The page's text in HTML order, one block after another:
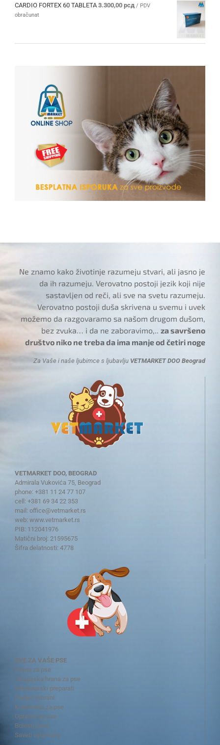
bila:
2.280,00 рсд.
CARDIO FORTEX 60 TABLETA 3.300,00 рсд / PDV
obračunat
Ne znamo kako životinje razumeju stvari, ali jasno je
da ih razumeju. Verovatno postoji jezik koji nije
sastavljen od reči, ali sve na svetu razumeju.
Verovatno postoji duša skrivena u svemu i uvek
možemo da razgovaramo sa našom drugom dušom,
bez zvuka… i da ne zaboravimo,..za savršeno
društvo niko ne treba da ima manje od četiri noge
Za Vaše i naše ljubimce s ljubavlju VETMARKET DOO Beograd
VETMARKET DOO, BEOGRAD
Admirala Vukovića 75, Beograd
phone: +381 11 24 77 107
cell: +381 69 34 22 353
mail: office@vetmarket.rs
web: www.vetmarket.rs
PIB: 112041976
Matični broj: 21595675
Šifra delatnosti: 4778
SVE ZA VAŠE PSE
Hrana za pse
Terapijska hrana za pse
Veterinarski preparati
Dodaci ishrani
Kozmetika za pse
Oprema za pse
Bolesti pasa
Saveti veterinara